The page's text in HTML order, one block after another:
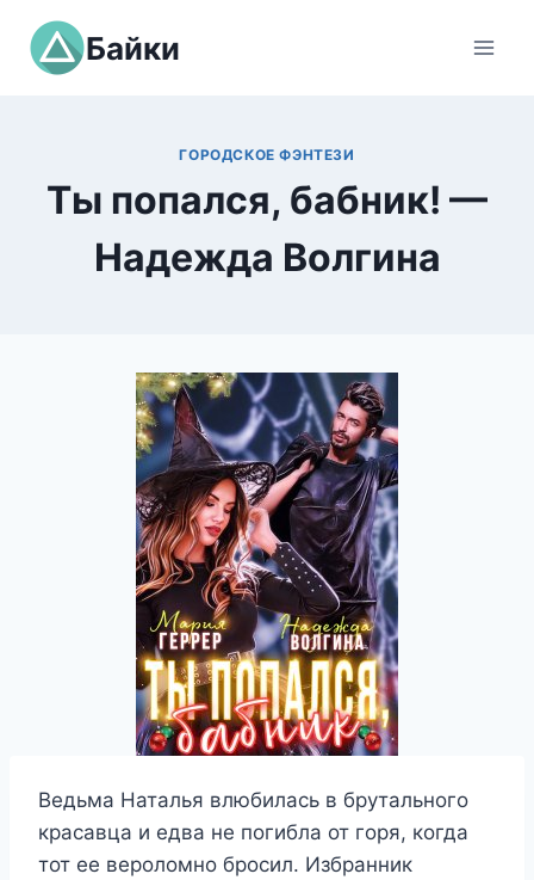
Перейти
содержимому
Байки
ГОРОДСКОЕ ФЭНТЕЗИ
Ты попался, бабник! —
Надежда Волгина
Ведьма Наталья влюбилась в брутального
красавца и едва не погибла от горя, когда
тот ее вероломно бросил. Избранник